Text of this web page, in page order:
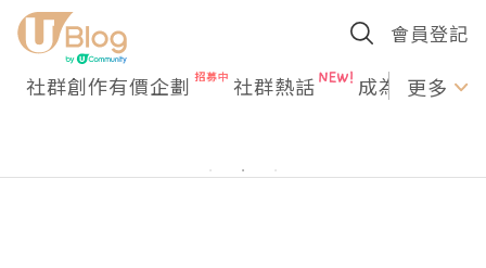
會員登記
社群創作有價企劃 社群熱話 成為U更多